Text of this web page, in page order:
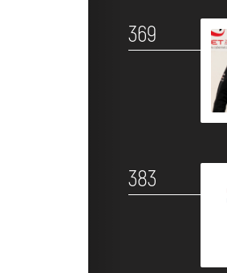
369
383